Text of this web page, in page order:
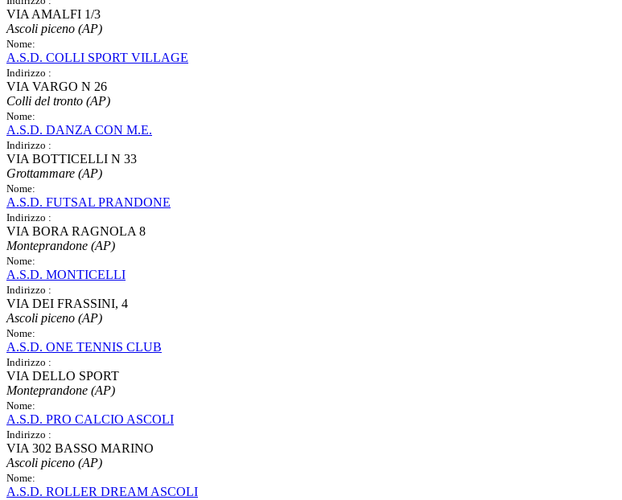
VIA AMALFI 1/3
Ascoli piceno (AP)
Nome:
A.S.D. COLLI SPORT VILLAGE
Indirizzo :
VIA VARGO N 26
Colli del tronto (AP)
Nome:
A.S.D. DANZA CON M.E.
Indirizzo :
VIA BOTTICELLI N 33
Grottammare (AP)
Nome:
A.S.D. FUTSAL PRANDONE
Indirizzo :
VIA BORA RAGNOLA 8
Monteprandone (AP)
Nome:
A.S.D. MONTICELLI
Indirizzo :
VIA DEI FRASSINI, 4
Ascoli piceno (AP)
Nome:
A.S.D. ONE TENNIS CLUB
Indirizzo :
VIA DELLO SPORT
Monteprandone (AP)
Nome:
A.S.D. PRO CALCIO ASCOLI
Indirizzo :
VIA 302 BASSO MARINO
Ascoli piceno (AP)
Nome:
A.S.D. ROLLER DREAM ASCOLI